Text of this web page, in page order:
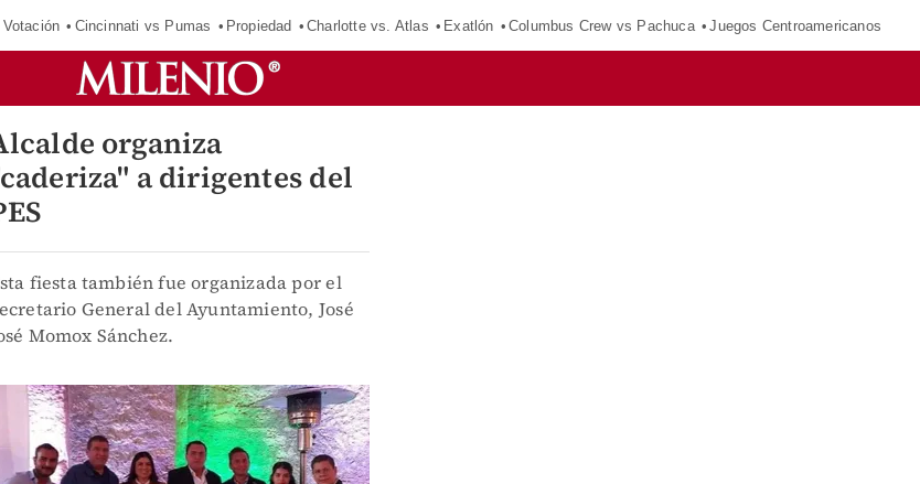
Votación Cincinnati vs Pumas Propiedad Charlotte vs. Atlas Exatlón Columbus Crew vs Pachuca Juegos Centroamericanos
organiza
a dirigentes del
fiesta también fue organizada por el
General del Ayuntamiento, José
Momox Sánchez.